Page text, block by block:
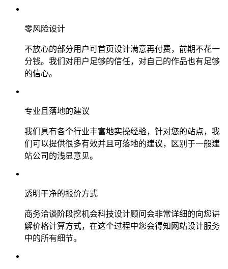
零风险设计
不放心的部分用户可首页设计满意再付费，前期不花一
分钱。我们对用户足够的信任，对自己的作品也有足够
的信心。
专业且落地的建议
我们具有各个行业丰富地实操经验，针对您的站点，我
们可以提供很多有效并且可落地的建议，区别于一般建
站公司的浅显意见。
透明干净的报价方式
商务洽谈阶段挖机会科技设计顾问会非常详细的向您讲
解价格计算方式，在这个过程中您会得知网站设计服务
中的所有细节。